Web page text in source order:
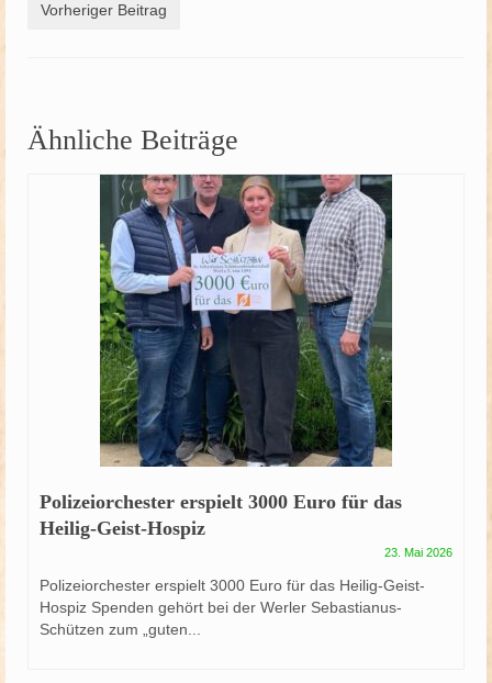
Vorheriger Beitrag
Ähnliche Beiträge
Polizeiorchester erspielt 3000 Euro für das
Heilig-Geist-Hospiz
23. Mai 2026
Polizeiorchester erspielt 3000 Euro für das Heilig-Geist-
Hospiz Spenden gehört bei der Werler Sebastianus-
Schützen zum „guten...